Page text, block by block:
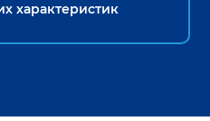
характеристик